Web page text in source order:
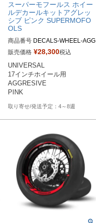
スーパーモフールス ホイー
ルデカールキットアグレッ
シブ ピンク SUPERMOFO
OLS
商品番号 DECALS-WHEEL-AGG
-PB
RES-PB
販売価格 ¥28,300税込
UNIVERSAL
17インチホイール用
AGGRESIVE
4～8週